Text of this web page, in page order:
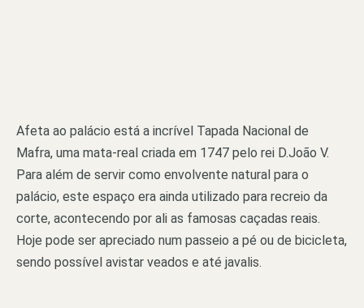
Afeta ao palácio está a incrível Tapada Nacional de
Mafra, uma mata-real criada em 1747 pelo rei D.João V.
Para além de servir como envolvente natural para o
palácio, este espaço era ainda utilizado para recreio da
corte, acontecendo por ali as famosas caçadas reais.
Hoje pode ser apreciado num passeio a pé ou de bicicleta,
sendo possível avistar veados e até javalis.